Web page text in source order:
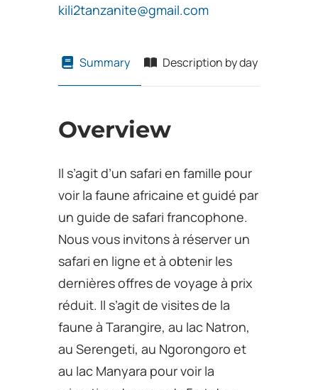
kili2tanzanite@gmail.com
Summary Description by day
Overview
Il s’agit d’un safari en famille pour
voir la faune africaine et guidé par
un guide de safari francophone.
Nous vous invitons à réserver un
safari en ligne et à obtenir les
dernières offres de voyage à prix
réduit. Il s’agit de visites de la
faune à Tarangire, au lac Natron,
au Serengeti, au Ngorongoro et
au lac Manyara pour voir la